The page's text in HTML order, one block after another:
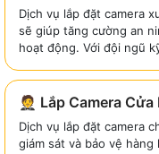
Dịch vụ lắp đặt camera
sẽ giúp tăng cường an
hoạt động. Với đội ngũ
🤵 Lắp Camera Cửa
Dịch vụ lắp đặt camera
giám sát và bảo vệ